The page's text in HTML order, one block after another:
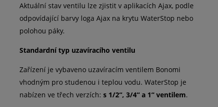
Aktuální stav ventilu lze zjistit v aplikacích Ajax, podle
odpovídající barvy loga Ajax na krytu WaterStop nebo
polohou páky.
Standardní typ uzavíracího ventilu
Zařízení je vybaveno uzavíracím ventilem Bonomi
vhodným pro studenou i teplou vodu. WaterStop je
nabízen ve třech verzích: s 1/2“, 3/4“ a 1“ ventilem.